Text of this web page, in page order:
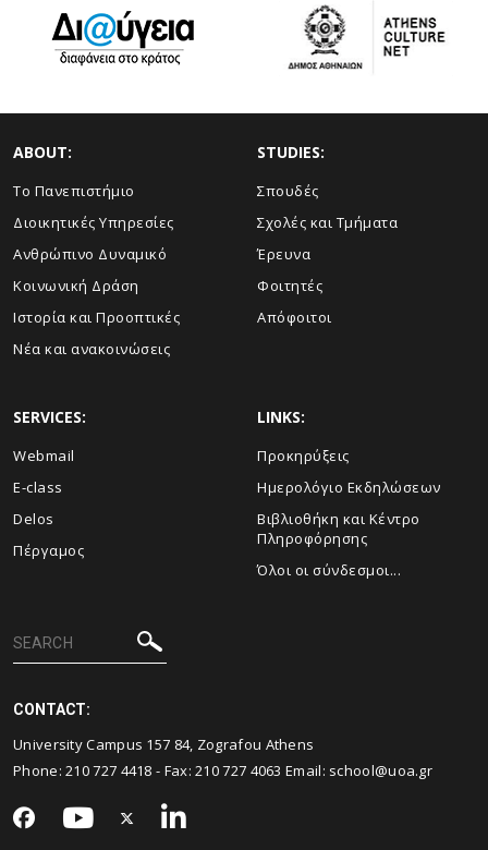
ABOUT:
Το Πανεπιστήμιο
Διοικητικές Υπηρεσίες
Ανθρώπινο Δυναμικό
Κοινωνική Δράση
Ιστορία και Προοπτικές
Νέα και ανακοινώσεις
STUDIES:
Σπουδές
Σχολές και Τμήματα
Έρευνα
Φοιτητές
Απόφοιτοι
SERVICES:
Webmail
E-class
Delos
Πέργαμος
LINKS:
Προκηρύξεις
Ημερολόγιο Εκδηλώσεων
Βιβλιοθήκη και Κέντρο
Πληροφόρησης
Όλοι οι σύνδεσμοι...
CONTACT:
University Campus 157 84, Zografou Athens
Phone:210 727 4418 - Fax:210 727 4063 Email: school@uoa.gr